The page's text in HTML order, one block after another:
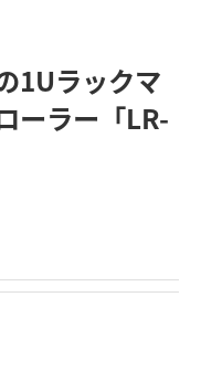
1Uラックマ
ーラー「LR-